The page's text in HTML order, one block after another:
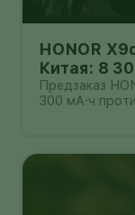
HONOR
Китая: 8
Предзаказ
300 мА·ч